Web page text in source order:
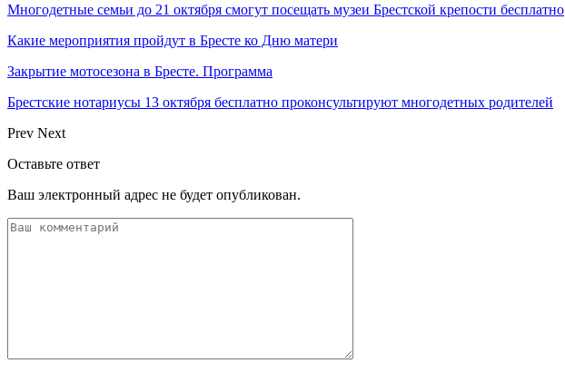
Многодетные семьи до 21 октября смогут посещать музеи Брестской крепости бесплатно
Какие мероприятия пройдут в Бресте ко Дню матери
Закрытие мотосезона в Бресте. Программа
Брестские нотариусы 13 октября бесплатно проконсультируют многодетных родителей
Prev Next
Оставьте ответ
Ваш электронный адрес не будет опубликован.